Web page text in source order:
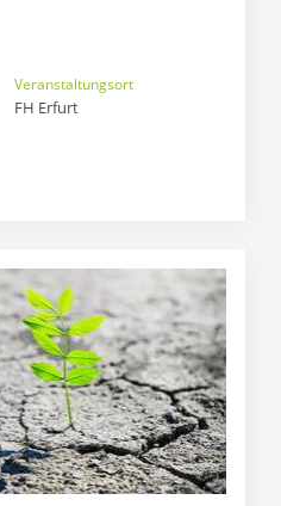
Veranstaltungsort
FH Erfurt